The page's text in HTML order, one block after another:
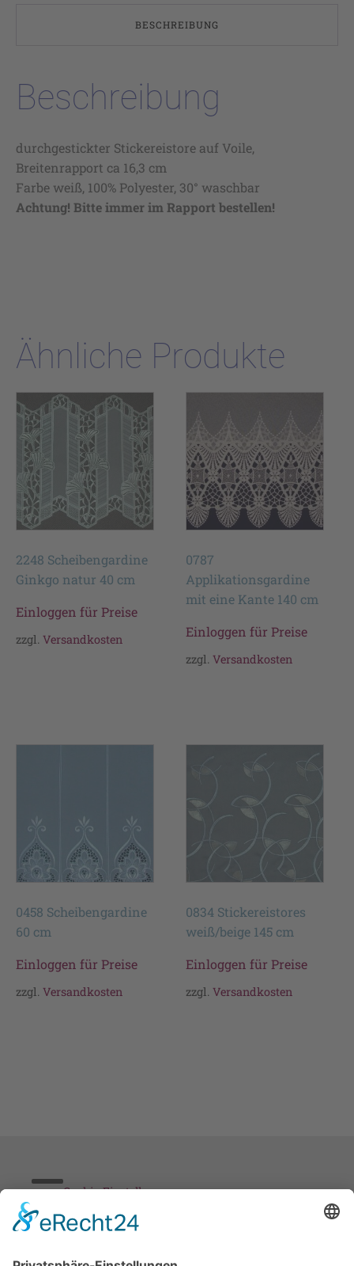
BESCHREIBUNG
Beschreibung
durchgestickter Stickereistore auf Voile,
Breitenrapport ca 16,3 cm
Farbe weiß, 100% Polyester, 30° waschbar
Achtung! Bitte immer im Rapport bestellen!
Ähnliche Produkte
2248 Scheibengardine
Ginkgo natur 40 cm
Einloggen für Preise
zzgl. Versandkosten
0787
Applikationsgardine
mit eine Kante 140 cm
Einloggen für Preise
zzgl.Versandkosten
0458 Scheibengardine
60 cm
Einloggen für Preise
zzgl. Versandkosten
0834 Stickereistores
weiß/beige 145 cm
Einloggen für Preise
zzgl.Versandkosten
Cookie-Einstellungen